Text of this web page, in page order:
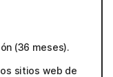
(36 meses).
sitios web de